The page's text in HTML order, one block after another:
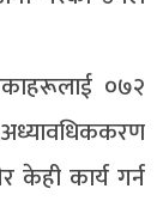
०७२
केही कार्य गर्न